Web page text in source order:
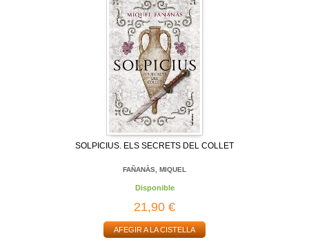
SOLPICIUS. ELS SECRETS DEL COLLET
FAÑANÀS, MIQUEL
Disponible
21,90 €
AFEGIR A LA CISTELLA